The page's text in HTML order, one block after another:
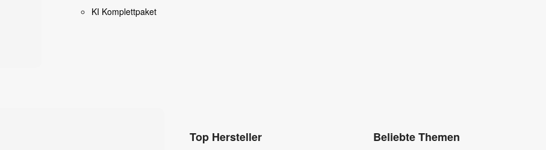
KI Komplettpaket
Top Hersteller Beliebte Themen